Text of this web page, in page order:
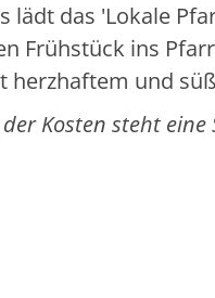
lädt das 'Lokale
Frühstück ins
herzhaftem und
Kosten steht